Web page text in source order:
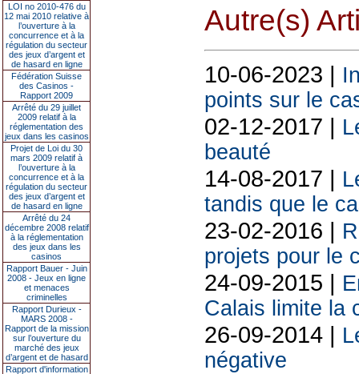
LOI no 2010-476 du
12 mai 2010 relative à
l’ouverture à la
concurrence et à la
régulation du secteur
des jeux d’argent et
de hasard en ligne
Fédération Suisse
des Casinos -
Rapport 2009
Arrêté du 29 juillet
2009 relatif à la
réglementation des
jeux dans les casinos
Projet de Loi du 30
mars 2009 relatif à
l’ouverture à la
concurrence et à la
régulation du secteur
des jeux d’argent et
de hasard en ligne
Arrêté du 24
décembre 2008 relatif
à la réglementation
des jeux dans les
casinos
Rapport Bauer - Juin
2008 - Jeux en ligne
et menaces
criminelles
Rapport Durieux -
MARS 2008 -
Rapport de la mission
sur l’ouverture du
marché des jeux
d’argent et de hasard
Rapport d'information
Autre(s)
10-06-2023 |
points sur le
02-12-2017 |
beauté
14-08-2017 |
tandis que le
23-02-2016 |
projets pour le
24-09-2015 |
Calais limite la
26-09-2014 |
négative